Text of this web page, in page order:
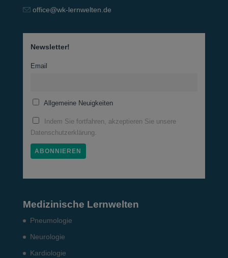
office@wk-lernwelten.de
Newsletter!
Email
Allgemeine Neuigkeiten
Indem Sie fortfahren, akzeptieren Sie unsere
Datenschutzerklärung.
Medizinische Lernwelten
Pneumo­logie
Neurologie
Kardiologie